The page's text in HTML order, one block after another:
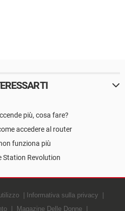
più, cosa fare?
accedere al router
funziona più
Station Revolution
Informativa sulla privacy
Magazine Delle Donne